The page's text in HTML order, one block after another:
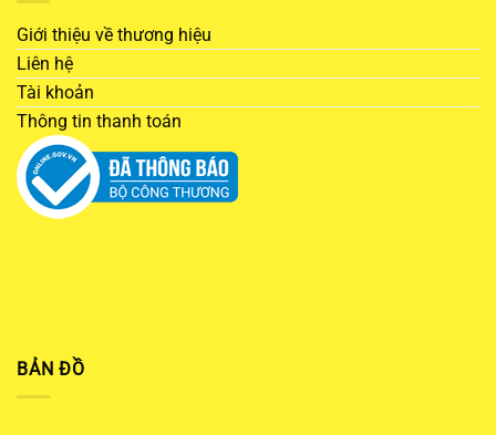
Giới thiệu về thương hiệu
Liên hệ
Tài khoản
Thông tin thanh toán
BẢN ĐỒ